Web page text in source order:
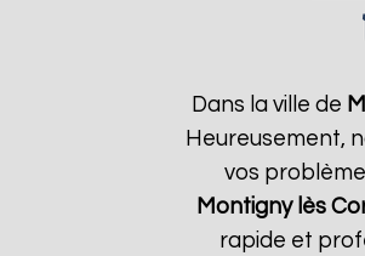
Dans la ville de
Heureusement,
vos
Montigny lès
rapide et